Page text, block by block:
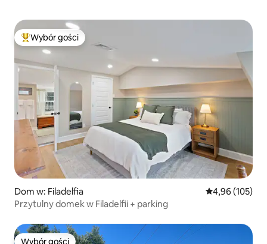
Najpopularniejsze z kategorii Wybór gości
Wybór gości
Dom w: Filadelfia Średnia
4,96 (105)
Przytulny domek w Filadelfii + parking
Wybór gości